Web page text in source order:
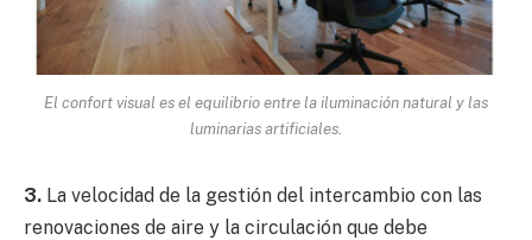
El confort visual es el equilibrio entre la iluminación natural y las
luminarias artificiales.
3. La velocidad de la gestión del intercambio con las
renovaciones de aire y la circulación que debe